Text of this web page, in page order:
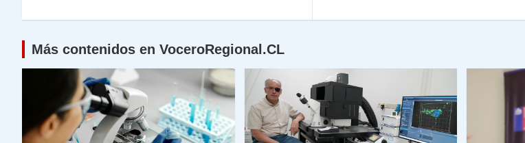
Más contenidos en VoceroRegional.CL